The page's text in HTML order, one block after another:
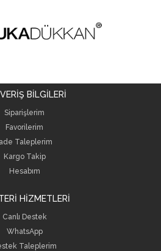
BİLGİLERİ
Siparişlerim
Favorilerim
Taleplerim
Kargo Takip
Hesabım
HİZMETLERİ
Canlı Destek
WhatsApp
Taleplerim